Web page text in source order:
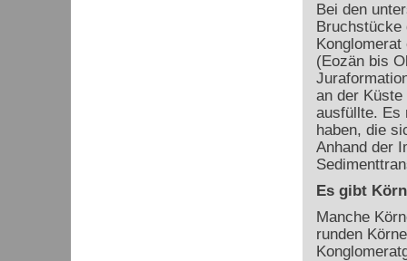
Bei den
Bruchstücke
(Eozän bis
an der Küste
ausfüllte. Es
haben, die
Anhand der
Es gibt
Manche
runden